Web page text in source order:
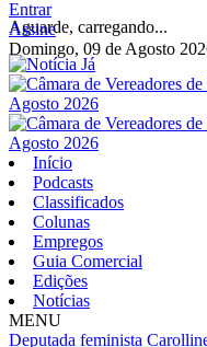
Aguarde, carregando...
Entrar
Assine
Domingo, 09 de Agosto
Início
Podcasts
Classificados
Colunas
Empregos
Guia Comercial
Edições
Notícias
MENU
Deputada feminista